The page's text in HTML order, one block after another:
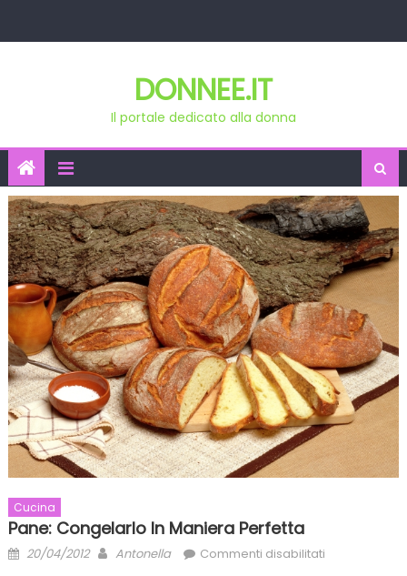
DONNEE.IT
Il portale dedicato alla donna
Cucina
Pane: Congelarlo In Maniera Perfetta
Posted
20/04/2012 Author
Antonella Commenti disabilitatisu